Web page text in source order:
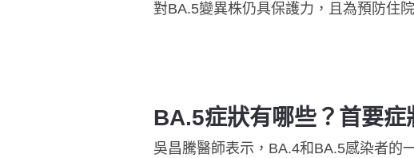
對BA.5變異株仍具保護力，且為預防住
BA.5症狀有哪些？首要症
吳昌騰醫師表示，BA.4和BA.5感染者的